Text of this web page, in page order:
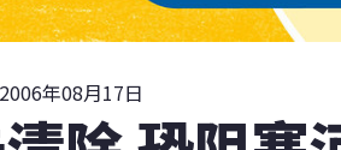
2006年08月17日